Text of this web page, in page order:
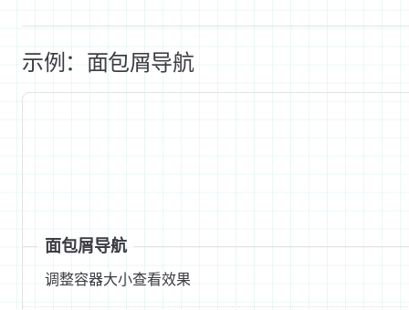
示例：面包屑导航
面包屑导航
调整容器大小查看效果